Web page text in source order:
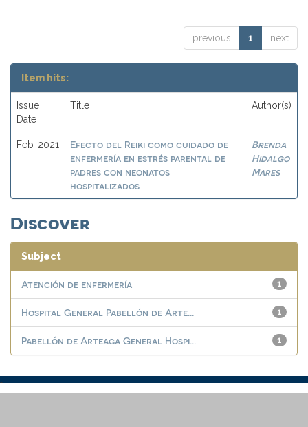
previous 1 next
Item hits:
Issue
Date
Title Author(s)
Feb-2021
Efecto del Reiki como cuidado de
enfermería en estrés parental de
padres con neonatos
hospitalizados
Brenda
Hidalgo
Mares
Discover
Subject
1
Atención de enfermería
1
Hospital General Pabellón de Arte...
1
Pabellón de Arteaga General Hospi...